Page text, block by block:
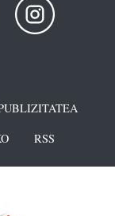
RSS